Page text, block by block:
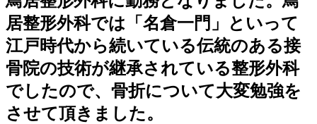
居整形外科では「名倉一門」といって
江戸時代から続いている伝統のある接
骨院の技術が継承されている整形外科
でしたので、骨折について大変勉強を
させて頂きました。